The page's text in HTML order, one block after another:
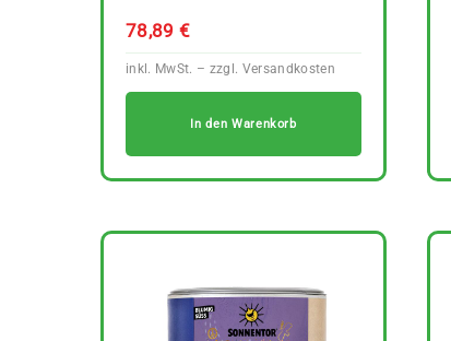
78,89€
In den Warenkorb